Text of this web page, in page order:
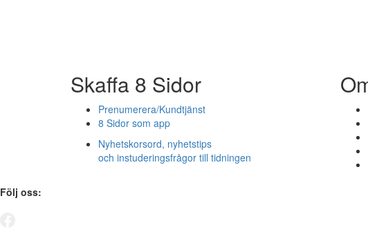
Skaffa 8 Sidor
Prenumerera/Kundtjänst
8 Sidor som app
Nyhetskorsord, nyhetstips
och instuderingsfrågor till tidningen
Följ oss: